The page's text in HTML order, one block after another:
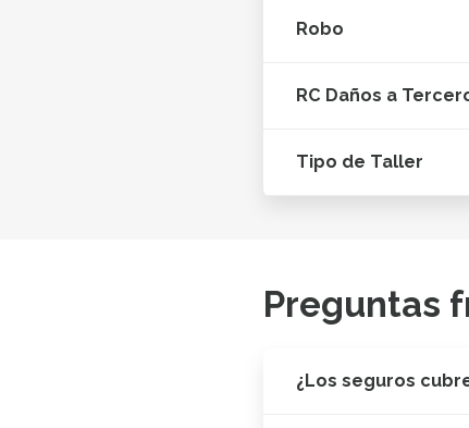
Robo
RC Daños a
Tipo de Taller
Preguntas
¿Los seguros